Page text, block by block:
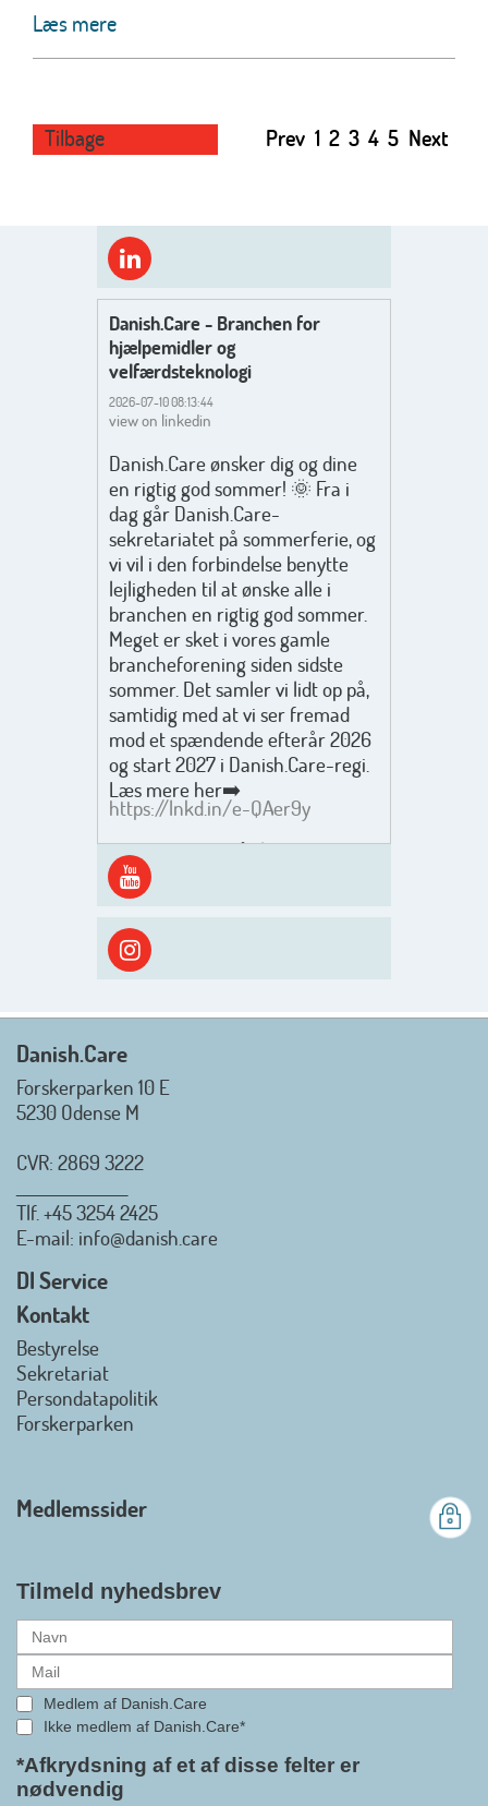
Læs mere
Tilbage Prev 1 2 3 4 5 Next
Danish.Care - Branchen for
hjælpemidler og
velfærdsteknologi
2026-07-10 08:13:44
view on linkedin
Danish.Care ønsker dig og dine
en rigtig god sommer! 🌞 Fra i
dag går Danish.Care-
sekretariatet på sommerferie, og
vi vil i den forbindelse benytte
lejligheden til at ønske alle i
branchen en rigtig god sommer.
Meget er sket i vores gamle
brancheforening siden sidste
sommer. Det samler vi lidt op på,
samtidig med at vi ser fremad
mod et spændende efterår 2026
og start 2027 i Danish.Care-regi.
Læs mere her➡️
https://lnkd.in/e-QAer9y
Men inden det går løs med en
spændende og aktivt
efterårsæson, så går turen først
ud i solen, ned til vandet og ind i
skyggen igen. Danish.Care holder
sommerlukket i uge 29 + 30.
Mvh. Anders, Helle og Malthe
Danish.Care - Branchen for
hjælpemidler og
Danish.Care fra den 01. juli 2026
officielt kan kalde sig for
gennemslagskraft og skabe
hjælpemidler samt give
medlemmerne adgang til en
alle formaliteterne nu er på plads
i samarbejdet mellem
bestyrelsesleder i Danish.Care,
Claus Ipsen. Han betragter
Danish.Care
Forskerparken 10 E
5230 Odense M
CVR: 2869 3222
Tlf.+45 3254 2425
E-mail: info@danish.care
DI Service
Kontakt
Bestyrelse
Sekretariat
Persondatapolitik
Forskerparken
Medlemssider
Tilmeld nyhedsbrev
Medlem af Danish.Care
Ikke medlem af Danish.Care*
*Afkrydsning af et af disse felter er
nødvendig